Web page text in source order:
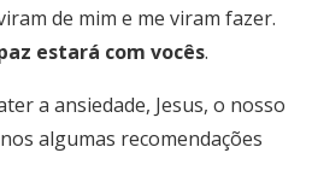
de mim e me viram fazer.
estará com vocês.
a ansiedade, Jesus, o nosso
algumas recomendações